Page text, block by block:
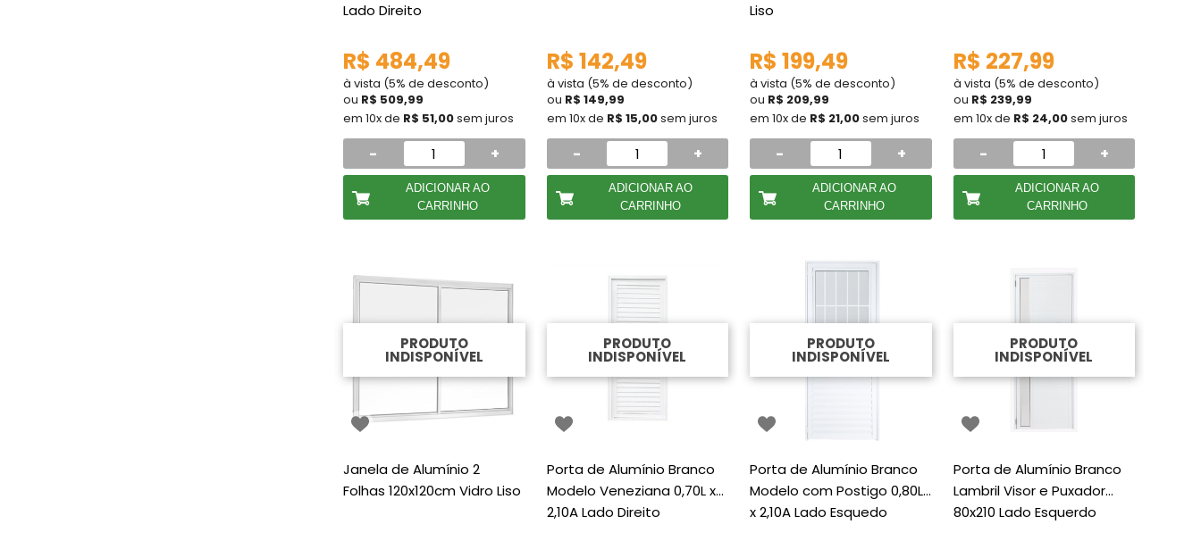
Lado Direito
R$ 484,49
à vista (5% de desconto)
ou R$ 509,99
em 10x de R$ 51,00sem juros
- +
ADICIONAR AO
CARRINHO
R$ 142,49
à vista (5% de desconto)
ou R$ 149,99
em 10x de R$ 15,00sem juros
- +
ADICIONAR AO
CARRINHO
Liso
R$ 199,49
à vista (5% de desconto)
ou R$ 209,99
em 10x de R$ 21,00sem juros
- +
ADICIONAR AO
CARRINHO
R$ 227,99
à vista (5% de desconto)
ou R$ 239,99
em 10x de R$ 24,00sem juros
- +
ADICIONAR AO
CARRINHO
PRODUTO
INDISPONÍVEL
Janela de Alumínio 2
Folhas 120x120cm Vidro Liso
PRODUTO
INDISPONÍVEL
Porta de Alumínio Branco
Modelo Veneziana 0,70L x
2,10A Lado Direito
PRODUTO
INDISPONÍVEL
Porta de Alumínio Branco
Modelo com Postigo 0,80L
x 2,10A Lado Esquedo
PRODUTO
INDISPONÍVEL
Porta de Alumínio Branco
Lambril Visor e Puxador
80x210 Lado Esquerdo